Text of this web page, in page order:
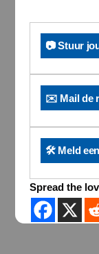
📷 Stuur
✉️ Mail de
🛠️ Meld
Spread the